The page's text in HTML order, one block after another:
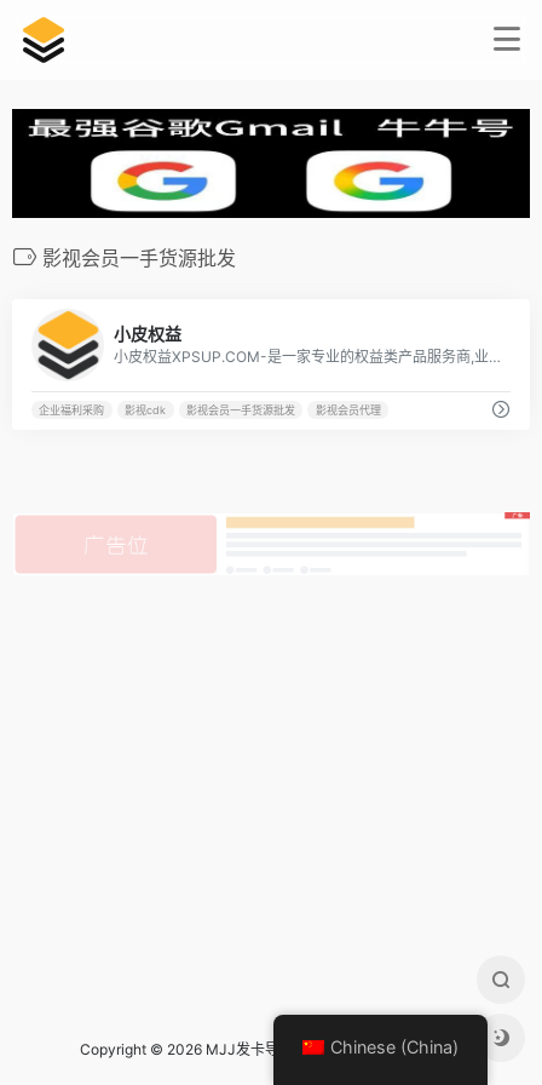
影视会员一手货源批发
小皮权益
小皮权益XPSUP.COM-是一家专业的权益类产品服务商,业务范围覆盖了视频会员、影视会员批发、生活服务、游戏[…]
企业福利采购 影视cdk 影视会员一手货源批发 影视会员代理
Copyright © 2026 MJJ发卡导航 Design bymjj发卡导航
Chinese (China)